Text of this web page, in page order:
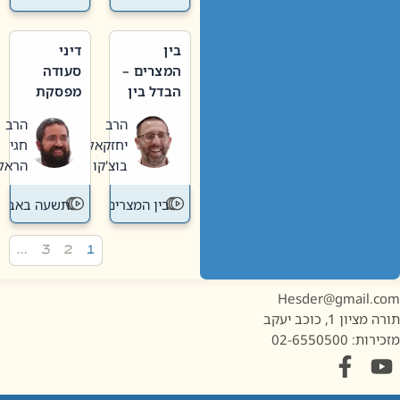
בין
המצרים –
הבדל בין
חדשה
לישנה
הרב
יחזקאל
בוצ'קו
בין המצרים
דיני
סעודה
מפסקת
תשעה
באב
הרב
חגי
הראל
תשעה באב
1, כוכב יעקב
02-6550500